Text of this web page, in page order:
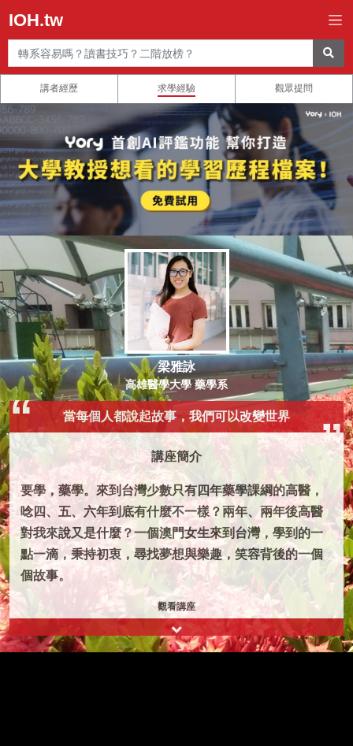
IOH.tw
講者經歷 求學經驗 觀眾提問
梁雅詠
高雄醫學大學 藥學系
當每個人都說起故事，我們可以改變世界
講座簡介
要學，藥學。來到台灣少數只有四年藥學課綱的高醫，
唸四、五、六年到底有什麼不一樣？兩年、兩年後高醫
對我來說又是什麼？一個澳門女生來到台灣，學到的一
點一滴，秉持初衷，尋找夢想與樂趣，笑容背後的一個
個故事。
觀看講座